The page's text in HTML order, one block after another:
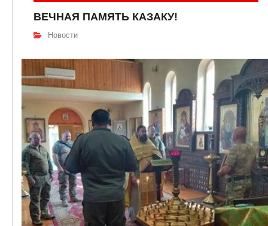
ВЕЧНАЯ ПАМЯТЬ КАЗАКУ!
Новости